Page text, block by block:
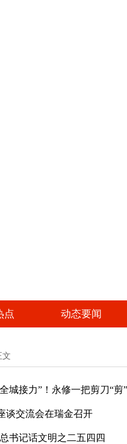
点 动态要闻
文
城接力”！永修一把剪刀“
谈交流会在瑞金召开
书记话文明之二五四四